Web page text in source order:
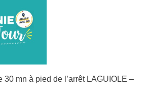
30 mn à pied de l’arrêt LAGUIOLE –